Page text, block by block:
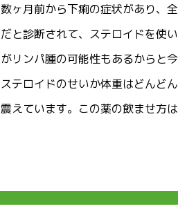
数ヶ月前から下痢の症状があり、
だと診断されて、ステロイドを使
がリンパ腫の可能性もあるからと
ステロイドのせいか体重はどんど
震えています。この薬の飲ませ方